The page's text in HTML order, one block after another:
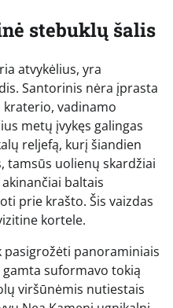
stebuklų šalis
atvykėlius, yra
Santorinis nėra įprasta
vadinamo
metų įvykęs galingas
reljefą, kurį šiandien
tamsūs uolienų skardžiai
baltais
prie krašto. Šis vaizdas
kortele.
pasigrožėti panoraminiais
suformavo tokią
viršūnėmis nutiestais